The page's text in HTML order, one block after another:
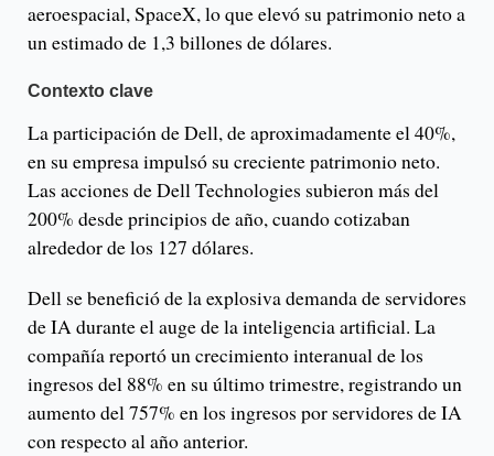
aeroespacial, SpaceX, lo que elevó su patrimonio neto a
un estimado de 1,3 billones de dólares.
Contexto clave
La participación de Dell, de aproximadamente el 40%,
en su empresa impulsó su creciente patrimonio neto.
Las acciones de Dell Technologies subieron más del
200% desde principios de año, cuando cotizaban
alrededor de los 127 dólares.
Dell se benefició de la explosiva demanda de servidores
de IA durante el auge de la inteligencia artificial. La
compañía reportó un crecimiento interanual de los
ingresos del 88% en su último trimestre, registrando un
aumento del 757% en los ingresos por servidores de IA
con respecto al año anterior.